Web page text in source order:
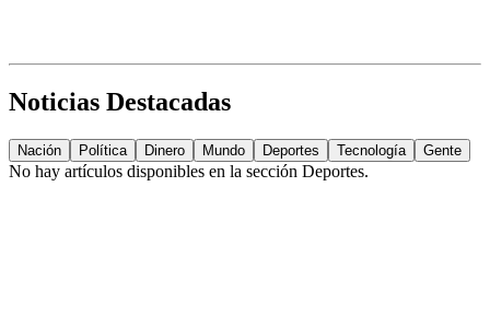
Noticias Destacadas
Nación Política Dinero Mundo Deportes Tecnología Gente
No hay artículos disponibles en la sección Deportes.